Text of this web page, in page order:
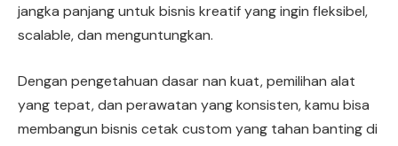
jangka panjang untuk bisnis kreatif yang ingin fleksibel,
scalable, dan menguntungkan.
Dengan pengetahuan dasar nan kuat, pemilihan alat
yang tepat, dan perawatan yang konsisten, kamu bisa
membangun bisnis cetak custom yang tahan banting di